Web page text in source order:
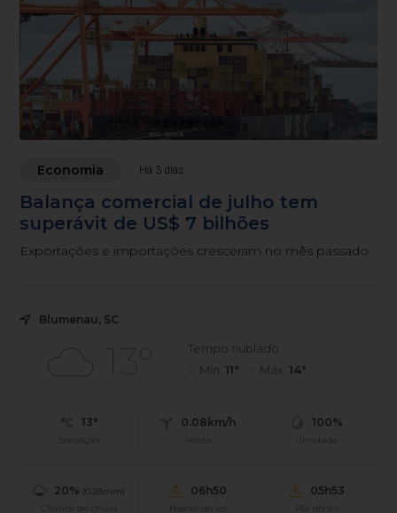
Economia Há 3 dias
Balança comercial de julho tem
superávit de US$ 7 bilhões
Exportações e importações cresceram no mês passado
Blumenau, SC
13°
Tempo nublado
Mín. 11° Máx. 14°
13°
Sensação
0.08km/h
Vento
100%
Umidade
20% (0.28mm)
Chance de chuva
06h50
Nascer do sol
05h53
Pôr do sol